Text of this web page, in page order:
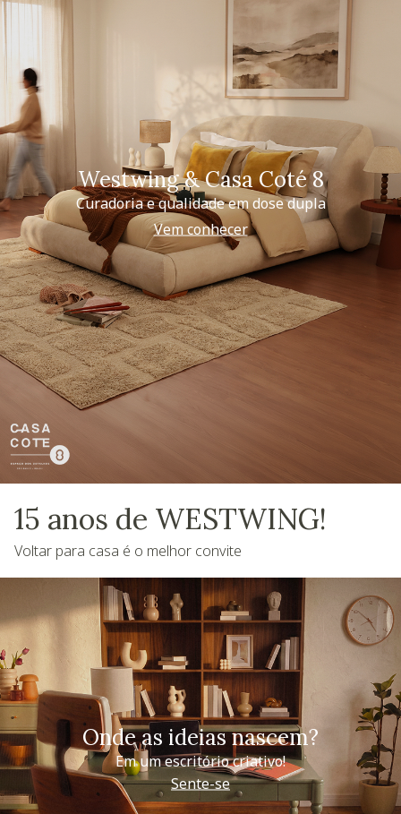
Westwing & Casa Coté 8
Curadoria e qualidade em dose dupla
Vem conhecer
15 anos de WESTWING!
Voltar para casa é o melhor convite
Onde as ideias nascem?
Em um escritório criativo!
Sente-se